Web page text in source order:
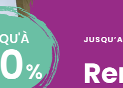
JUSQU'À
30%